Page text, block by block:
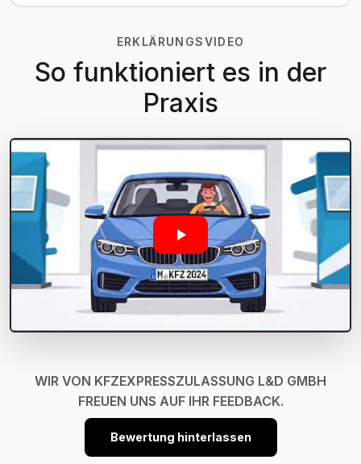
ERKLÄRUNGSVIDEO
So funktioniert es in der
Praxis
WIR VON KFZEXPRESSZULASSUNG L&D GMBH
FREUEN UNS AUF IHR FEEDBACK.
Bewertung hinterlassen